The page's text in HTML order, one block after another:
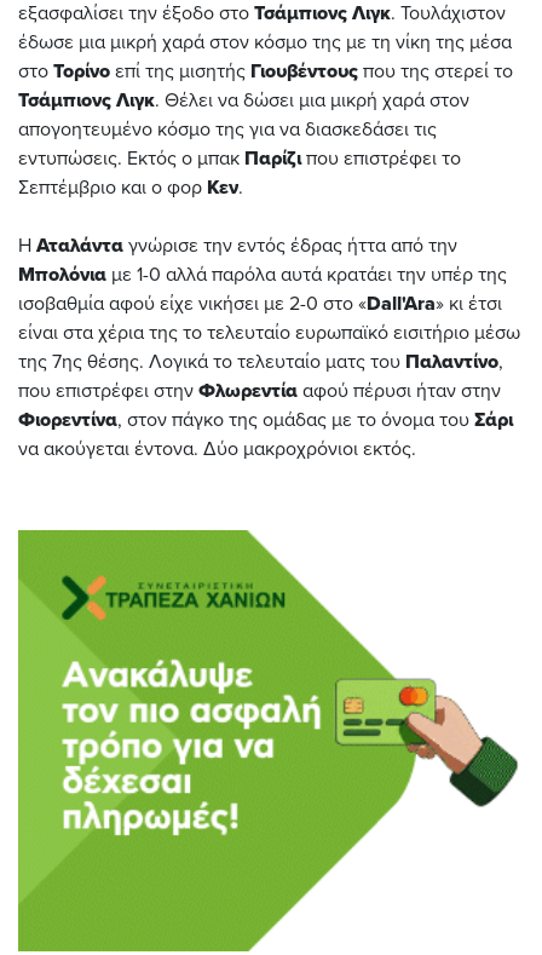
εξασφαλίσει την έξοδο στο Τσάμπιονς Λιγκ. Τουλάχιστον
έδωσε μια μικρή χαρά στον κόσμο της με τη νίκη της μέσα
στο Τορίνο επί της μισητής Γιουβέντους που της στερεί το
Τσάμπιονς Λιγκ. Θέλει να δώσει μια μικρή χαρά στον
απογοητευμένο κόσμο της για να διασκεδάσει τις
εντυπώσεις. Εκτός ο μπακ Παρίζιπου επιστρέφει το
Σεπτέμβριο και ο φορ Κεν.
Η Αταλάντα γνώρισε την εντός έδρας ήττα από την
Μπολόνια με 1-0 αλλά παρόλα αυτά κρατάει την υπέρ της
ισοβαθμία αφού είχε νικήσει με 2-0 στο «Dall'Ara» κι έτσι
είναι στα χέρια της το τελευταίο ευρωπαϊκό εισιτήριο μέσω
της 7ης θέσης. Λογικά το τελευταίο ματς του Παλαντίνο,
που επιστρέφει στην Φλωρεντία αφού πέρυσι ήταν στην
Φιορεντίνα, στον πάγκο της ομάδας με το όνομα του Σάρι
να ακούγεται έντονα. Δύο μακροχρόνιοι εκτός.